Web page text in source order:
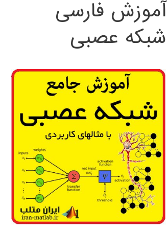
آموزش فارسی
شبکه عصبی